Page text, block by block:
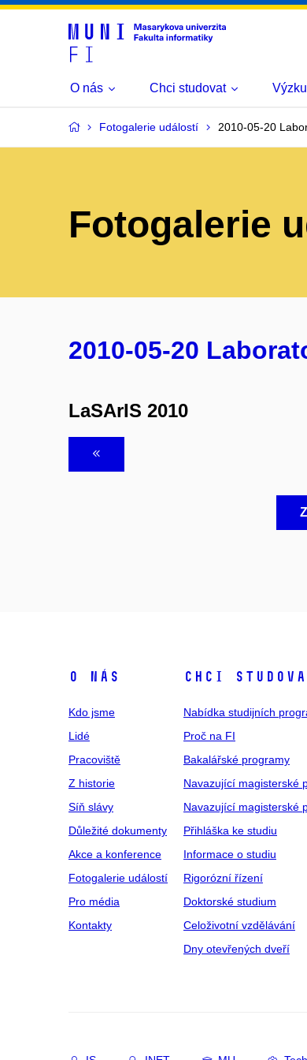
O nás Chci studovat
Fotogalerie událostí 2010-05-20
Fotogalerie
2010-05-20
LaSArIS 2010
O NÁS
Kdo jsme
Lidé
Pracoviště
Z historie
Síň slávy
Důležité dokumenty
Akce a konference
Fotogalerie událostí
Pro média
Kontakty
CHCI
Nabídka studijních
Proč na FI
Bakalářské programy
Navazující magisterské
Navazující magisterské
Přihláška ke studiu
Informace o studiu
Rigorózní řízení
Doktorské studium
Celoživotní vzdělávání
Dny otevřených dveří